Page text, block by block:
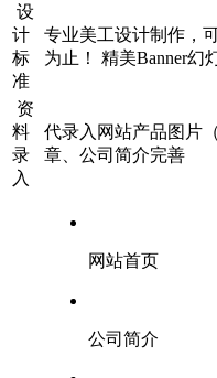
设
计
标
准
专业美工设计制作，
为止！ 精美Banner幻
资
料
录
入
代录入网站产品图片
章、公司简介完善
网站首页
公司简介